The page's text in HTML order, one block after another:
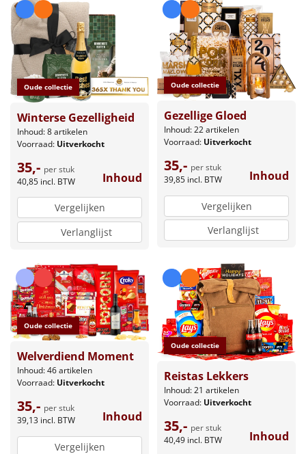
Oude collectie
Winterse Gezelligheid
Inhoud: 8 artikelen
Voorraad: Uitverkocht
35,- per stuk
40,85 incl. BTW Inhoud
Vergelijken
Verlanglijst
Oude collectie
Gezellige Gloed
Inhoud: 22 artikelen
Voorraad: Uitverkocht
35,- per stuk
39,85 incl. BTW Inhoud
Vergelijken
Verlanglijst
Oude collectie
Welverdiend Moment
Inhoud: 46 artikelen
Voorraad: Uitverkocht
35,- per stuk
39,13 incl. BTW Inhoud
Vergelijken
Oude collectie
Reistas Lekkers
Inhoud: 21 artikelen
Voorraad: Uitverkocht
35,- per stuk
40,49 incl. BTW Inhoud